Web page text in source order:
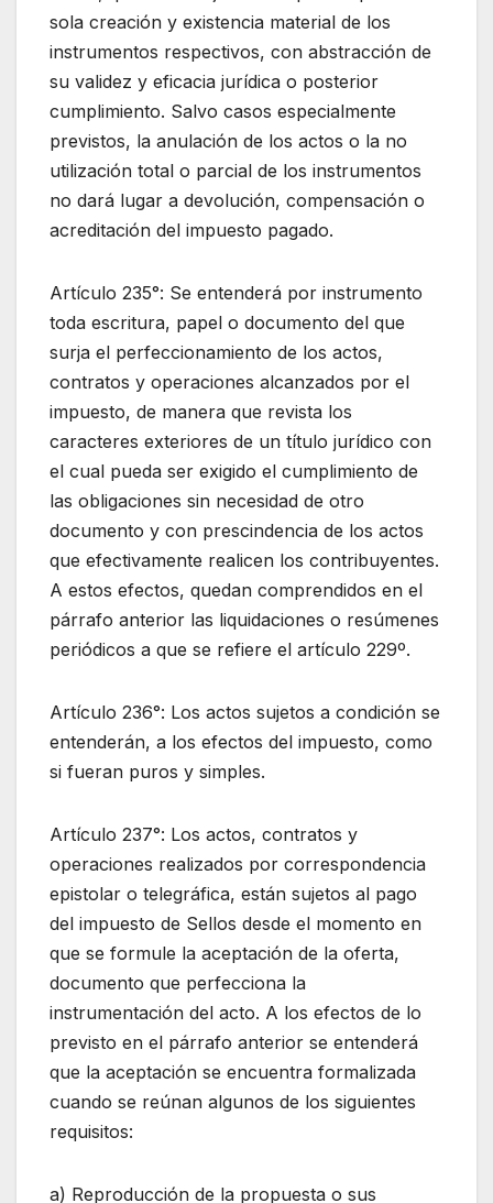
sola creación y existencia material de los
instrumentos respectivos, con abstracción de
su validez y eficacia jurídica o posterior
cumplimiento. Salvo casos especialmente
previstos, la anulación de los actos o la no
utilización total o parcial de los instrumentos
no dará lugar a devolución, compensación o
acreditación del impuesto pagado.
Artículo 235°: Se entenderá por instrumento
toda escritura, papel o documento del que
surja el perfeccionamiento de los actos,
contratos y operaciones alcanzados por el
impuesto, de manera que revista los
caracteres exteriores de un título jurídico con
el cual pueda ser exigido el cumplimiento de
las obligaciones sin necesidad de otro
documento y con prescindencia de los actos
que efectivamente realicen los contribuyentes.
A estos efectos, quedan comprendidos en el
párrafo anterior las liquidaciones o resúmenes
periódicos a que se refiere el artículo 229º.
Artículo 236°: Los actos sujetos a condición se
entenderán, a los efectos del impuesto, como
si fueran puros y simples.
Artículo 237°: Los actos, contratos y
operaciones realizados por correspondencia
epistolar o telegráfica, están sujetos al pago
del impuesto de Sellos desde el momento en
que se formule la aceptación de la oferta,
documento que perfecciona la
instrumentación del acto. A los efectos de lo
previsto en el párrafo anterior se entenderá
que la aceptación se encuentra formalizada
cuando se reúnan algunos de los siguientes
requisitos:
a) Reproducción de la propuesta o sus